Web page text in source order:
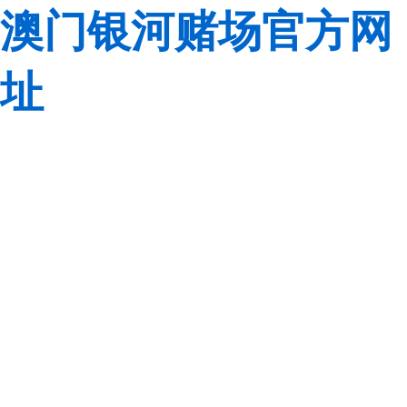
澳门银河赌场官方网
址